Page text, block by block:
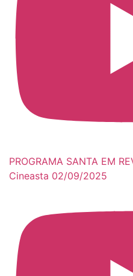
PROGRAMA SANTA EM
Cineasta 02/09/2025